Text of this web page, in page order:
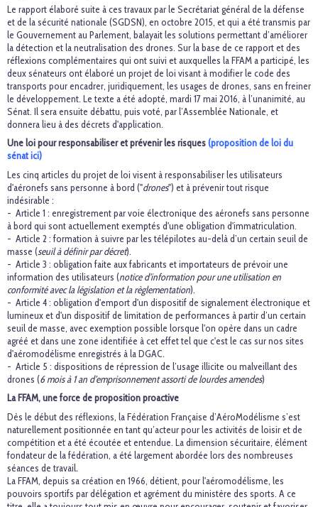
Le rapport élaboré suite à ces travaux par le Secrétariat général de la défense
et de la sécurité nationale (SGDSN), en octobre 2015, et qui a été transmis par
le Gouvernement au Parlement, balayait les solutions permettant d’améliorer
la détection et la neutralisation des drones. Sur la base de ce rapport et des
réflexions complémentaires qui ont suivi et auxquelles la FFAM a participé, les
deux sénateurs ont élaboré un projet de loi visant à modifier le code des
transports pour encadrer, juridiquement, les usages de drones, sans en freiner
le développement. Le texte a été adopté, mardi 17 mai 2016, à l’unanimité, au
Sénat. Il sera ensuite débattu, puis voté, par l’Assemblée Nationale, et
donnera lieu à des décrets d'application.
Une loi pour responsabiliser et prévenir les risques(proposition de loi du
sénat ici)
Les cinq articles du projet de loi visent à responsabiliser les utilisateurs
d'aéronefs sans personne à bord ("drones") et à prévenir tout risque
indésirable :
- Article 1 : enregistrement par voie électronique des aéronefs sans personne
à bord qui sont actuellement exemptés d'une obligation d'immatriculation.
- Article 2 : formation à suivre par les télépilotes au-delà d’un certain seuil de
masse (seuil à définir par décret).
- Article 3 : obligation faite aux fabricants et importateurs de prévoir une
information des utilisateurs (notice d'information pour une utilisation en
conformité avec la législation et la règlementation).
- Article 4 : obligation d'emport d'un dispositif de signalement électronique et
lumineux et d'un dispositif de limitation de performances à partir d’un certain
seuil de masse, avec exemption possible lorsque l'on opère dans un cadre
agréé et dans une zone identifiée à cet effet tel que c'est le cas sur nos sites
d'aéromodélisme enregistrés à la DGAC.
- Article 5 : dispositions de répression de l’usage illicite ou malveillant des
drones (6 mois à 1 an d’emprisonnement assorti de lourdes amendes)
La FFAM, une force de proposition proactive
Dès le début des réflexions, la Fédération Française d’AéroModélisme s’est
naturellement positionnée en tant qu’acteur pour les activités de loisir et de
compétition et a été écoutée et entendue. La dimension sécuritaire, élément
fondateur de la fédération, a été largement abordée lors des nombreuses
séances de travail.
La FFAM, depuis sa création en 1966, détient, pour l'aéromodélisme, les
pouvoirs sportifs par délégation et agrément du ministère des sports. A ce